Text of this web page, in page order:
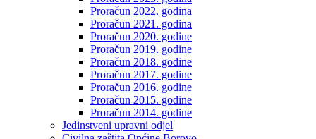
Proračun 2022. godina
Proračun 2021. godina
Proračun 2020. godine
Proračun 2019. godine
Proračun 2018. godine
Proračun 2017. godine
Proračun 2016. godine
Proračun 2015. godine
Proračun 2014. godine
Jedinstveni upravni odjel